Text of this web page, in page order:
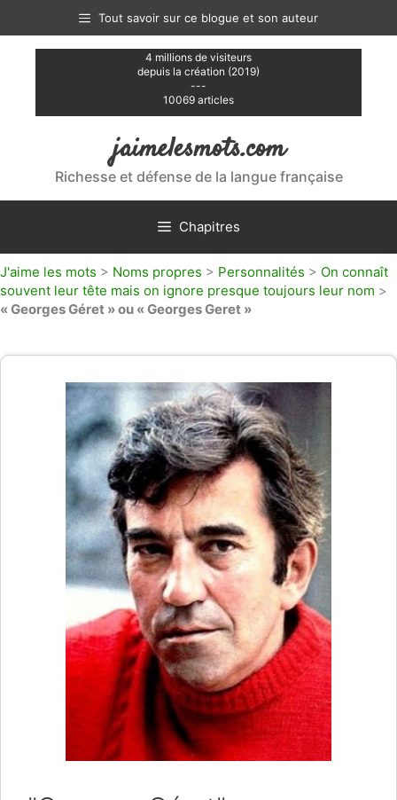
contenu
Tout savoir sur ce blogue et son auteur
4 millions de visiteurs
depuis la création (2019)
---
10069 articles
jaimelesmots.com
Richesse et défense de la langue française
Chapitres
J'aime les mots > Noms propres > Personnalités > On connaît
souvent leur tête mais on ignore presque toujours leur nom >
« Georges Géret » ou « Georges Geret »